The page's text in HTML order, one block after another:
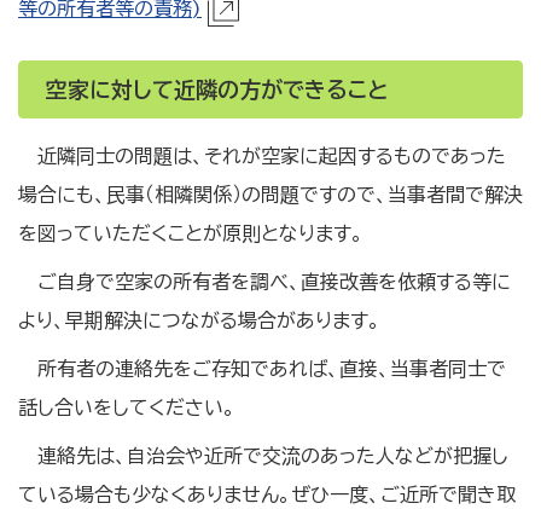
等の所有者等の責務)
空家に対して近隣の方ができること
近隣同士の問題は、それが空家に起因するものであった
場合にも、民事（相隣関係）の問題ですので、当事者間で解決
を図っていただくことが原則となります。
ご自身で空家の所有者を調べ、直接改善を依頼する等に
より、早期解決につながる場合があります。
所有者の連絡先をご存知であれば、直接、当事者同士で
話し合いをしてください。
連絡先は、自治会や近所で交流のあった人などが把握し
ている場合も少なくありません。ぜひ一度、ご近所で聞き取